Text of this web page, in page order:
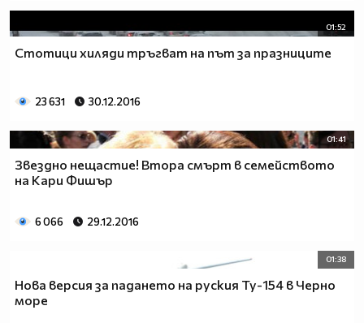
01:52
Стотици хиляди тръгват на път за празниците
23 631 30.12.2016
01:41
Звездно нещастие! Втора смърт в семейството
на Кари Фишър
6 066 29.12.2016
01:38
Нова версия за падането на руския Ту-154 в Черно
море